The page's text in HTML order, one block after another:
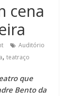
cena
Auditório
,teatraço
que
Bento da